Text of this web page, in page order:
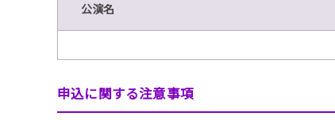
公演名
申込に関する注意事項